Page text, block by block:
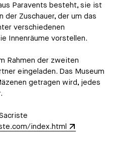
Paravents besteht, sie ist
der Zuschauer, der um das
verschiedenen
Innenräume vorstellen.
Rahmen der zweiten
eingeladen. Das Museum
getragen wird, jedes
index.html